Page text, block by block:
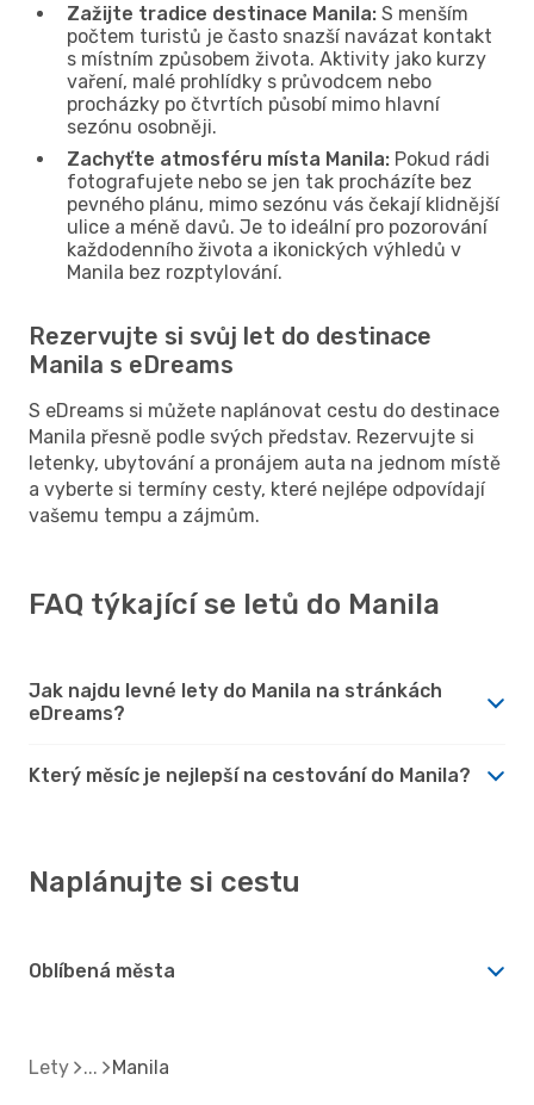
Zažijte tradice destinace Manila: S menším
počtem turistů je často snazší navázat kontakt
s místním způsobem života. Aktivity jako kurzy
vaření, malé prohlídky s průvodcem nebo
procházky po čtvrtích působí mimo hlavní
sezónu osobněji.
Zachyťte atmosféru místa Manila: Pokud rádi
fotografujete nebo se jen tak procházíte bez
pevného plánu, mimo sezónu vás čekají klidnější
ulice a méně davů. Je to ideální pro pozorování
každodenního života a ikonických výhledů v
Manila bez rozptylování.
Rezervujte si svůj let do destinace
Manila s eDreams
S eDreams si můžete naplánovat cestu do destinace
Manila přesně podle svých představ. Rezervujte si
letenky, ubytování a pronájem auta na jednom místě
a vyberte si termíny cesty, které nejlépe odpovídají
vašemu tempu a zájmům.
FAQ týkající se letů do Manila
Jak najdu levné lety do Manila na stránkách
eDreams?
Který měsíc je nejlepší na cestování do Manila?
Naplánujte si cestu
Oblíbená města
Lety Manila